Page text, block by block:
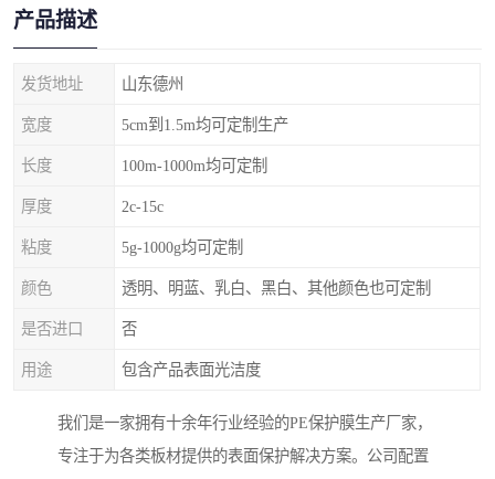
产品描述
发货地址 山东德州
宽度 5cm到1.5m均可定制生产
长度 100m-1000m均可定制
厚度 2c-15c
粘度 5g-1000g均可定制
颜色 透明、明蓝、乳白、黑白、其他颜色也可定制
是否进口 否
用途 包含产品表面光洁度
我们是一家拥有十余年行业经验的PE保护膜生产厂家，
专注于为各类板材提供的表面保护解决方案。公司配置